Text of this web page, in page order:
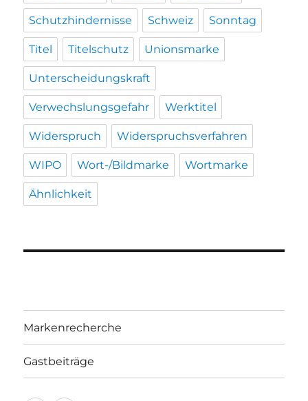
Schutzhindernisse Schweiz Sonntag
Titel Titelschutz Unionsmarke
Unterscheidungskraft
Verwechslungsgefahr Werktitel
Widerspruch Widerspruchsverfahren
WIPO Wort-/Bildmarke Wortmarke
Ähnlichkeit
Markenrecherche
Gastbeiträge